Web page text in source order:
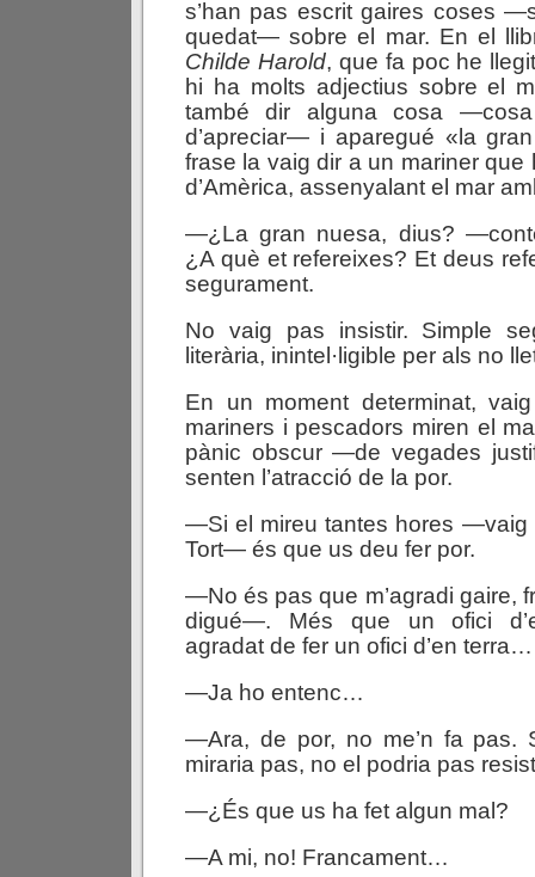
s’han pas escrit gaires coses
quedat— sobre el mar. En el
Childe Harold, que fa poc he
hi ha molts adjectius sobre el
també dir alguna cosa
d’apreciar— i aparegué «la
frase la vaig dir a un mariner que
d’Amèrica, assenyalant el mar
—¿La gran nuesa, dius?
¿A què et refereixes? Et deus
segurament.
No vaig pas insistir. Simple
literària, inintel·ligible per als no
En un moment determinat,
mariners i pescadors miren el
pànic obscur —de vegades
senten l’atracció de la por.
—Si el mireu tantes hores —vaig
Tort— és que us deu fer por.
—No és pas que m’agradi
digué—. Més que un ofici
agradat de fer un ofici d’en terra…
—Ja ho entenc…
—Ara, de por, no me’n fa pas.
miraria pas, no el podria pas
—¿És que us ha fet algun mal?
—A mi, no! Francament…